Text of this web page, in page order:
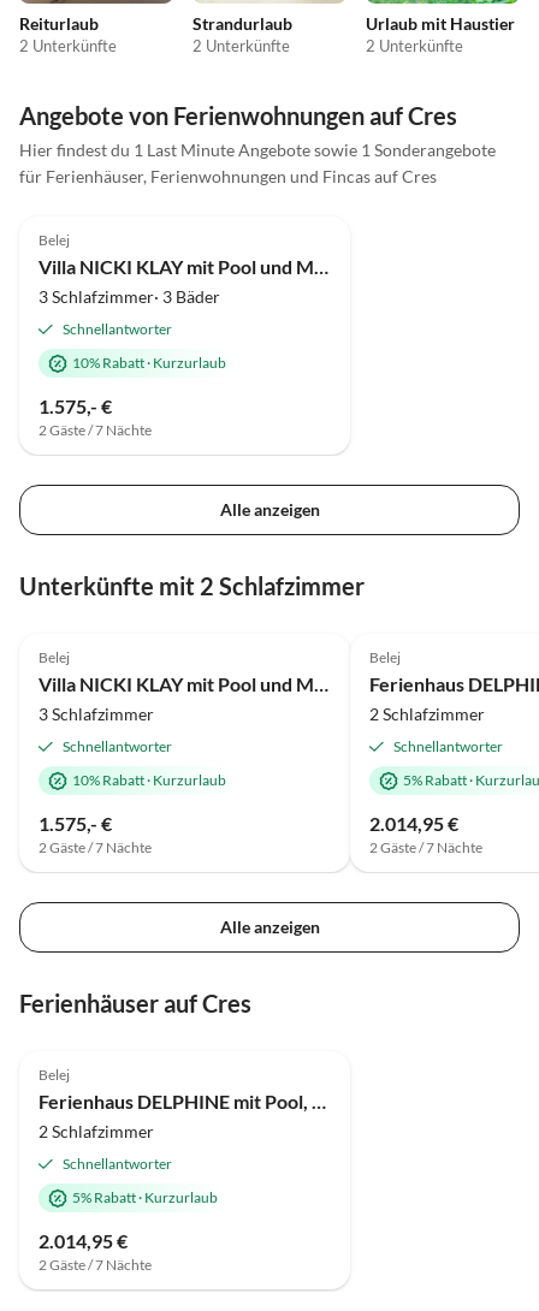
Reiturlaub
2 Unterkünfte
Strandurlaub
2 Unterkünfte
Urlaub mit Haustier
2 Unterkünfte
Angebote von Ferienwohnungen auf Cres
Hier findest du 1 Last Minute Angebote sowie 1 Sonderangebote
für Ferienhäuser, Ferienwohnungen und Fincas auf Cres
Belej
3 Schlafzimmer· 3 Bäder
Schnellantworter
10% Rabatt· Kurzurlaub
1.575,- €
2 Gäste / 7 Nächte
Alle anzeigen
Unterkünfte mit 2 Schlafzimmer
Belej
Villa NICKI KLAY mit Pool und Meerblick Insel Cres
3 Schlafzimmer
Schnellantworter
10% Rabatt· Kurzurlaub
1.575,- €
2 Gäste / 7 Nächte
Belej
2 Schlafzimmer
Schnellantworter
5% Rabatt·
2.014,95 €
2 Gäste / 7 Nächte
Alle anzeigen
Ferienhäuser auf Cres
Belej
Ferienhaus DELPHINE mit Pool, Jacuzzi und Meerblick
2 Schlafzimmer
Schnellantworter
5% Rabatt· Kurzurlaub
2.014,95 €
2 Gäste / 7 Nächte